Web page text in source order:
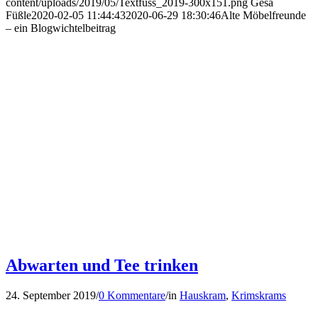
content/uploads/2019/05/Textfuss_2019-300x151.png Gesa
Füßle2020-02-05 11:44:432020-06-29 18:30:46Alte Möbelfreunde
– ein Blogwichtelbeitrag
Abwarten und Tee trinken
24. September 2019/0 Kommentare/in Hauskram, Krimskrams